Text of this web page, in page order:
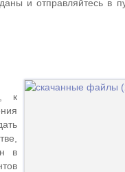
и отправляйтесь в
к
в